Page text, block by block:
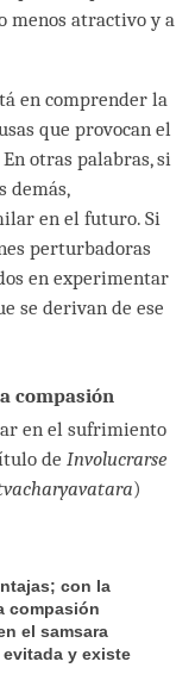
menos atractivo y a
en comprender la
que provocan el
otras palabras, si
demás,
en el futuro. Si
perturbadoras
en experimentar
se derivan de ese
compasión
en el sufrimiento
de Involucrarse
)
con la
compasión
el samsara
y existe